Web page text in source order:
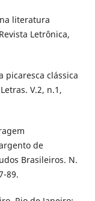
literatura
Letrônica,
picaresca clássica
V.2, n.1,
de
Brasileiros. N.
89.